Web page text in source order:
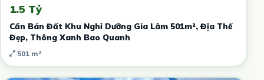
1.5 Tỷ
Cần Bán Đất Khu Nghỉ Dưỡng Gia Lâm 501m², Địa Thế
Đẹp, Thông Xanh Bao Quanh
501 m²